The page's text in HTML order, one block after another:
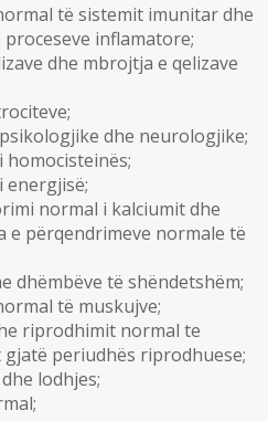
të sistemit imunitar dhe
inflamatore;
dhe mbrojtja e qelizave
dhe neurologjike;
energjisë;
normal i kalciumit dhe
përqendrimeve normale të
dhëmbëve të shëndetshëm;
të muskujve;
riprodhimit normal te
periudhës riprodhuese;
lodhjes;